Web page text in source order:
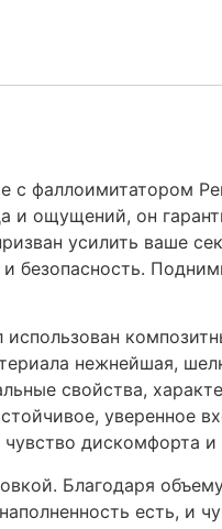
с фаллоимитатором
и ощущений, он
усилить ваше
безопасность.
использован
нежнейшая,
свойства,
уверенное
дискомфорта
Благодаря
есть, и